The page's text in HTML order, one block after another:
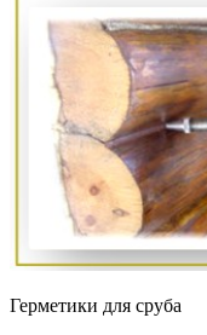
Герметики для сруба